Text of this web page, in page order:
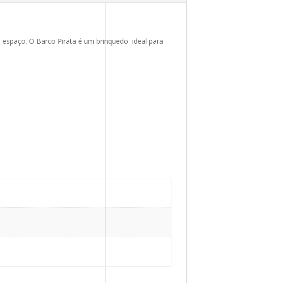
O Barco Pirata é um brinquedo ideal para